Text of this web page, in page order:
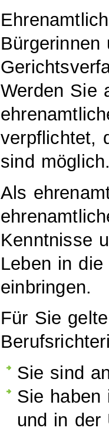
Bürgerinnen
Werden Sie
verpflichtet,
sind
Als
Kenntnisse
Leben in die
einbringen.
Für Sie
Sie sind
Sie haben
und in der